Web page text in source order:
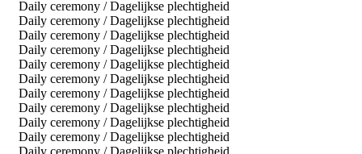
Daily ceremony / Dagelijkse plechtigheid
Daily ceremony / Dagelijkse plechtigheid
Daily ceremony / Dagelijkse plechtigheid
Daily ceremony / Dagelijkse plechtigheid
Daily ceremony / Dagelijkse plechtigheid
Daily ceremony / Dagelijkse plechtigheid
Daily ceremony / Dagelijkse plechtigheid
Daily ceremony / Dagelijkse plechtigheid
Daily ceremony / Dagelijkse plechtigheid
Daily ceremony / Dagelijkse plechtigheid
Daily ceremony / Dagelijkse plechtigheid